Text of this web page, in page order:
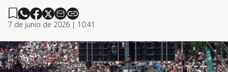
7 de junio de 2026 | 10:41